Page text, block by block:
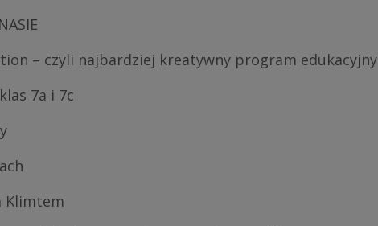
– czyli najbardziej kreatywny program edukacyjny
7a i 7c
Klimtem